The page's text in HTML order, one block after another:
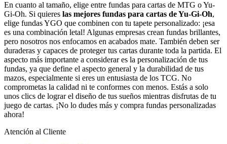
En cuanto al tamaño, elige entre fundas para cartas de MTG o Yu-
Gi-Oh. Si quieres las mejores fundas para cartas de Yu-Gi-Oh,
elige fundas YGO que combinen con tu tapete personalizado: ¡esa
es una combinación letal! Algunas empresas crean fundas brillantes,
pero nosotros nos enfocamos en acabados mate. También deben ser
duraderas y capaces de proteger tus cartas durante toda la partida. El
aspecto más importante a considerar es la personalización de tus
fundas, ya que define el aspecto general y la durabilidad de tus
mazos, especialmente si eres un entusiasta de los TCG. No
comprometas la calidad ni te conformes con menos. Estás a solo
unos clics de lograr el diseño de tus sueños mientras disfrutas de tu
juego de cartas. ¡No lo dudes más y compra fundas personalizadas
ahora!
Atención al Cliente